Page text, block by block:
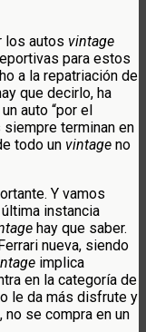
los autos vintage
para estos
a la repatriación de
que decirlo, ha
auto “por el
siempre terminan en
todo un vintage no
Y vamos
instancia
hay que saber.
nueva, siendo
implica
en la categoría de
le da más disfrute y
se compra en un